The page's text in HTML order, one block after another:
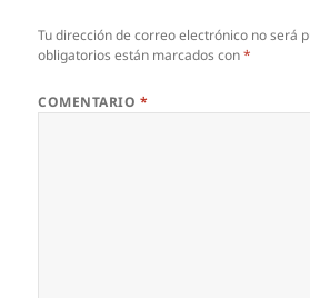
Tu dirección de correo electrónico no será
obligatorios están marcados con*
COMENTARIO *